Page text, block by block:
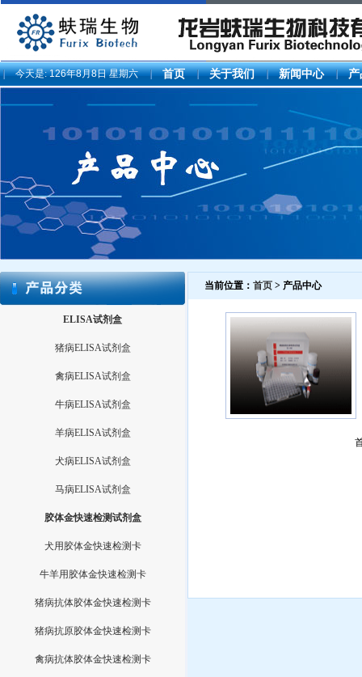
今天是:126年8月8日 星期六 首页 关于我们 新闻中心 产
ELISA试剂盒
猪病ELISA试剂盒
禽病ELISA试剂盒
牛病ELISA试剂盒
羊病ELISA试剂盒
犬病ELISA试剂盒
马病ELISA试剂盒
胶体金快速检测试剂盒
犬用胶体金快速检测卡
牛羊用胶体金快速检测卡
猪病抗体胶体金快速检测卡
猪病抗原胶体金快速检测卡
禽病抗体胶体金快速检测卡
当前位置： 首页 > 产品中心